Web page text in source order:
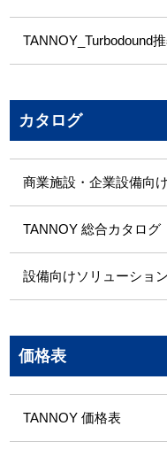
TANNOY_Turbodound
カタログ
商業施設・企業設備向
TANNOY 総合カタログ
設備向けソリューショ
価格表
TANNOY 価格表